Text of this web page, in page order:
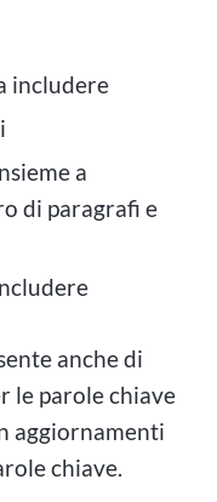
includere
a
di paragrafi e
anche di
le parole chiave
aggiornamenti
chiave.